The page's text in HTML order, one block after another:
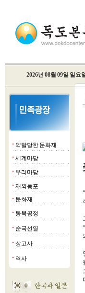
2026년 08월 09일 일요
■ 약탈당한 문화재
■ 세계마당
■ 우리마당
■ 재외동포
■ 문화재
■ 동북공정
■ 순국선열
■ 상고사
■ 역사